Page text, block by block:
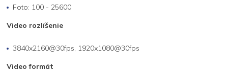
Foto: 100 - 25600
Video rozlíšenie
3840x2160@30fps, 1920x1080@30fps
Video formát